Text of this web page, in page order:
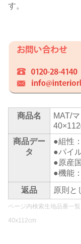
す。
商品名
MAT/
商品デー
タ
●組性
●パイ
●原産
●機能
返品
原則と
ページ内検索生地品番一
40x112cm